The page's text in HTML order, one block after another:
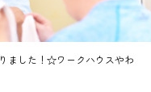
ました！☆ワークハウスやわ